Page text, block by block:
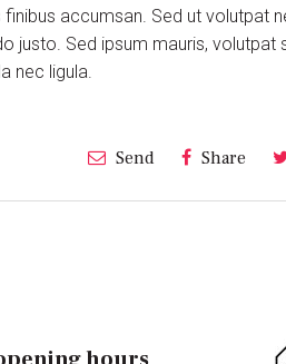
accumsan. Sed ut volutpat
justo. Sed ipsum mauris, volutpat
nec ligula.
Send Share